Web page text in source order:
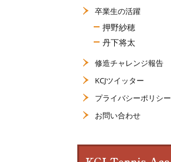
卒業生の活躍
押野紗穂
丹下将太
修造チャレンジ報告
KCJツイッター
プライバシーポリシー
お問い合わせ